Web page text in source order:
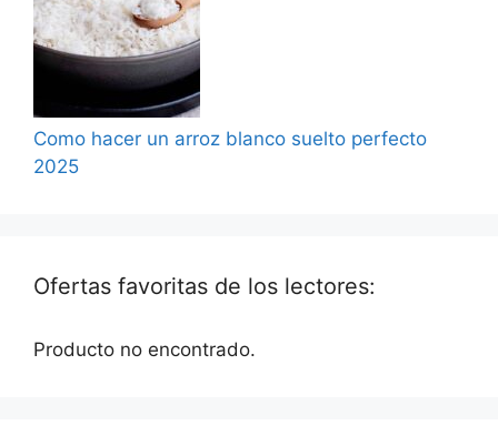
Como hacer un arroz blanco suelto perfecto
2025
Ofertas favoritas de los lectores:
Producto no encontrado.